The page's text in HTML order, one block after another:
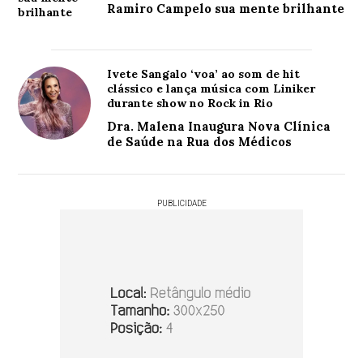
Ramiro Campelo sua mente brilhante
Ivete Sangalo ‘voa’ ao som de hit
clássico e lança música com Liniker
durante show no Rock in Rio
Dra. Malena Inaugura Nova Clínica
de Saúde na Rua dos Médicos
PUBLICIDADE